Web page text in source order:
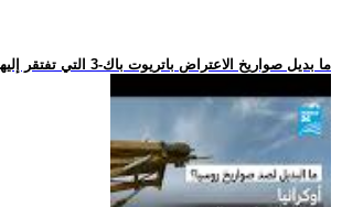
.. ما بديل صواريخ الاعتراض باتريوت باك-3 التي تفتقر إليها كييف